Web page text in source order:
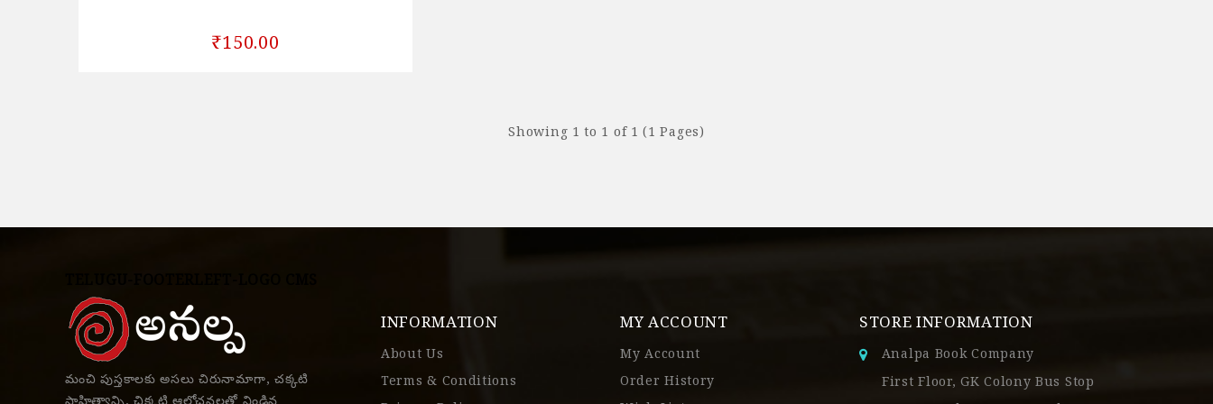
₹150.00
Showing 1 to 1 of 1 (1 Pages)
మంచి పుస్తకాలకు అసలు చిరునామాగా, చక్కటి
సాహిత్యాన్ని, చిక్కటి ఆలోచనలతో నిండిన
INFORMATION
About Us
Terms & Conditions
MY ACCOUNT
My Account
Order History
STORE INFORMATION
Analpa Book Company
First Floor, GK Colony Bus Stop